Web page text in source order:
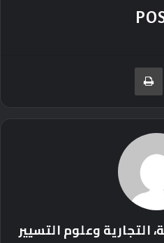
مشاركة عبر البريد طباعة
التجارية وعلوم التسيير